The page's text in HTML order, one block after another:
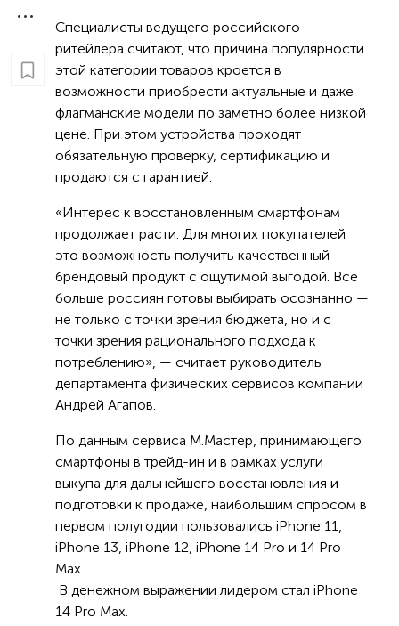
Специалисты ведущего российского
ритейлера считают, что причина популярности
этой категории товаров кроется в
возможности приобрести актуальные и даже
флагманские модели по заметно более низкой
цене. При этом устройства проходят
обязательную проверку, сертификацию и
продаются с гарантией.
«Интерес к восстановленным смартфонам
продолжает расти. Для многих покупателей
это возможность получить качественный
брендовый продукт с ощутимой выгодой. Все
больше россиян готовы выбирать осознанно —
не только с точки зрения бюджета, но и с
точки зрения рационального подхода к
потреблению», — считает руководитель
департамента физических сервисов компании
Андрей Агапов.
По данным сервиса М.Мастер, принимающего
смартфоны в трейд-ин и в рамках услуги
выкупа для дальнейшего восстановления и
подготовки к продаже, наибольшим спросом в
первом полугодии пользовались iPhone 11,
iPhone 13, iPhone 12, iPhone 14 Pro и 14 Pro
Max.
В денежном выражении лидером стал iPhone
14 Pro Max.